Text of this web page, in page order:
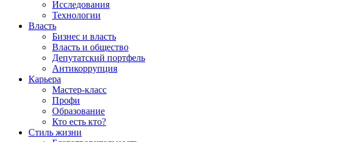
Исследования
Технологии
Власть
Бизнес и власть
Власть и общество
Депутатский портфель
Антикоррупция
Карьера
Мастер-класс
Профи
Образование
Кто есть кто?
Стиль жизни